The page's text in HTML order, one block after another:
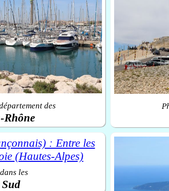
des
Rhône
les